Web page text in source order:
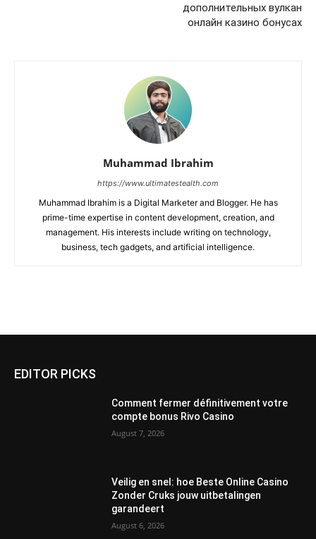
дополнительных вулкан
онлайн казино бонусах
Muhammad Ibrahim
https://www.ultimatestealth.com
Muhammad Ibrahim is a Digital Marketer and Blogger. He has
prime-time expertise in content development, creation, and
management. His interests include writing on technology,
business, tech gadgets, and artificial intelligence.
EDITOR PICKS
Comment fermer définitivement votre
compte bonus Rivo Casino
August 7, 2026
Veilig en snel: hoe Beste Online Casino
Zonder Cruks jouw uitbetalingen
garandeert
August 6, 2026